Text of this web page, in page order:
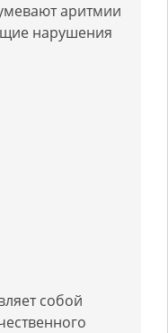
аритмии
нарушения
собой